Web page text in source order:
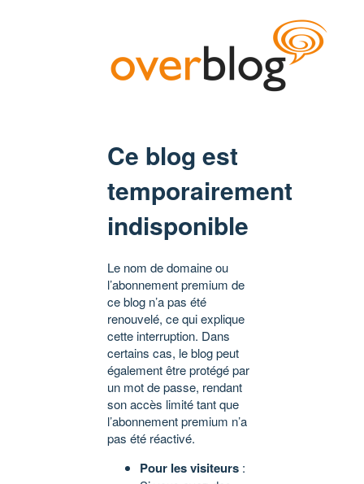
Ce blog est
temporairement
indisponible
Le nom de domaine ou
l’abonnement premium de
ce blog n’a pas été
renouvelé, ce qui explique
cette interruption. Dans
certains cas, le blog peut
également être protégé par
un mot de passe, rendant
son accès limité tant que
l’abonnement premium n’a
pas été réactivé.
Pour les visiteurs :